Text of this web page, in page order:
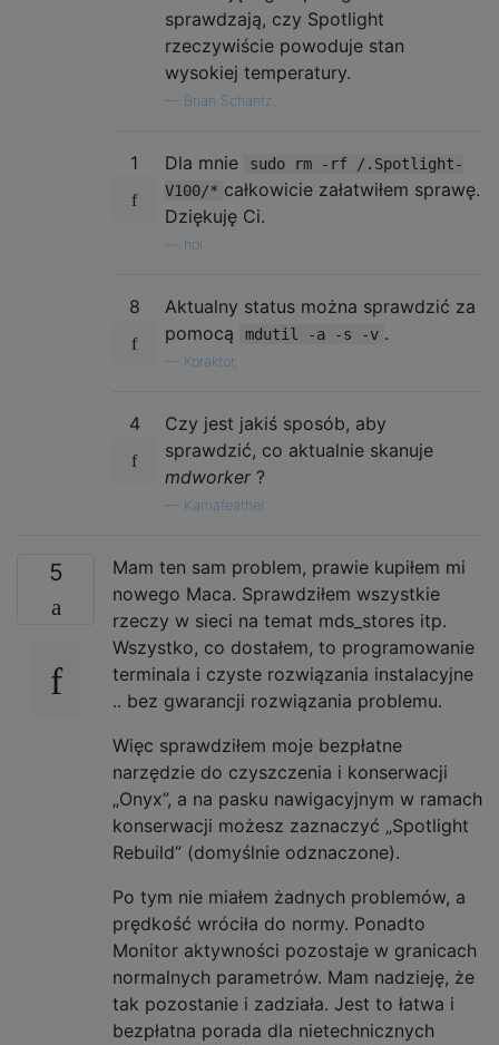
sprawdzają, czy Spotlight
rzeczywiście powoduje stan
wysokiej temperatury.
Brian Schantz,
1 Dla mnie
sudo rm -rf /.Spotlight-
V100/* całkowicie załatwiłem sprawę.
Dziękuję Ci.
hol
8
Aktualny status można sprawdzić za
pomocą
mdutil -a -s -v .
Koraktor,
4
Czy jest jakiś sposób, aby
sprawdzić, co aktualnie skanuje
mdworker ?
Kamafeather
5
Mam ten sam problem, prawie kupiłem mi
nowego Maca. Sprawdziłem wszystkie
rzeczy w sieci na temat mds_stores itp.
Wszystko, co dostałem, to programowanie
terminala i czyste rozwiązania instalacyjne
.. bez gwarancji rozwiązania problemu.
Więc sprawdziłem moje bezpłatne
narzędzie do czyszczenia i konserwacji
„Onyx”, a na pasku nawigacyjnym w ramach
konserwacji możesz zaznaczyć „Spotlight
Rebuild” (domyślnie odznaczone).
Po tym nie miałem żadnych problemów, a
prędkość wróciła do normy. Ponadto
Monitor aktywności pozostaje w granicach
normalnych parametrów. Mam nadzieję, że
tak pozostanie i zadziała. Jest to łatwa i
bezpłatna porada dla nietechnicznych